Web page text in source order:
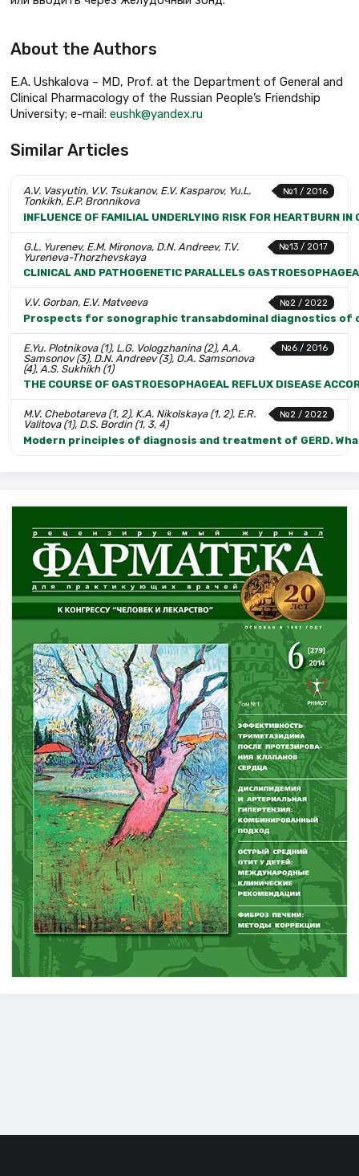
About the Authors
E.A. Ushkalova – MD, Prof. at the Department of General and
Clinical Pharmacology of the Russian People’s Friendship
University; e-mail: eushk@yandex.ru
Similar Articles
№1 / 2016
A.V. Vasyutin, V.V. Tsukanov, E.V. Kasparov, Yu.L.
Tonkikh, E.P. Bronnikova
INFLUENCE OF FAMILIAL UNDERLYING RISK FOR HEARTBURN IN
№13 / 2017
G.L. Yurenev, E.M. Mironova, D.N. Andreev, T.V.
Yureneva-Thorzhevskaya
CLINICAL AND PATHOGENETIC PARALLELS
№2 / 2022
V.V. Gorban, E.V. Matveeva
Prospects for sonographic transabdominal diagnostics
№6 / 2016
E.Yu. Plotnikova (1), L.G. Vologzhanina (2), A.A.
Samsonov (3), D.N. Andreev (3), O.A. Samsonova
(4), A.S. Sukhikh (1)
THE COURSE OF GASTROESOPHAGEAL REFLUX DISEASE
№2 / 2022
M.V. Chebotareva (1, 2), K.A. Nikolskaya (1, 2), E.R.
Valitova (1), D.S. Bordin (1, 3, 4)
Modern principles of diagnosis and treatment of GERD.